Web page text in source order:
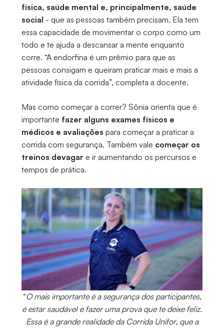
física, saúde mental e, principalmente, saúde
social - que as pessoas também precisam. Ela tem
essa capacidade de movimentar o corpo como um
todo e te ajuda a descansar a mente enquanto
corre. “A endorfina é um prêmio para que as
pessoas consigam e queiram praticar mais e mais a
atividade física da corrida”, completa a docente.
Mas como começar a correr? Sônia orienta que é
importante fazer alguns exames físicos e
médicos e avaliações para começar a praticar a
corrida com segurança. Também vale começar os
treinos devagar e ir aumentando os percursos e
tempos de prática.
“O mais importante é a segurança dos participantes,
é estar saudável e fazer uma prova que te deixe feliz.
Essa é a grande realidade da Corrida Unifor, que a